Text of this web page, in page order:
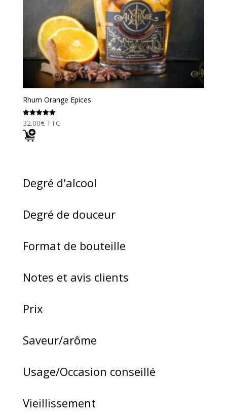
Rhum Orange Epices
Note
5.00
sur 5
32.00€ TTC
Degré d'alcool
Degré de douceur
Format de bouteille
Notes et avis clients
Prix
Saveur/arôme
Usage/Occasion conseillé
Vieillissement